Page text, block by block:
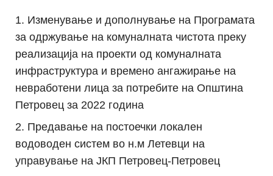
Изменување и дополнување на Програмата
за одржување на комуналната чистота преку
реализација на проекти од комуналната
инфраструктура и времено ангажирање на
невработени лица за потребите на Општина
Петровец за 2022 година
Предавање на постоечки локален
водоводен систем во н.м Летевци на
управување на ЈКП Петровец-Петровец